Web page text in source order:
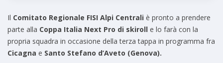
Il Comitato Regionale FISI Alpi Centrali è pronto a prendere
parte alla Coppa Italia Next Pro di skiroll e lo farà con la
propria squadra in occasione della terza tappa in programma fra
Cicagna e Santo Stefano d’Aveto (Genova).